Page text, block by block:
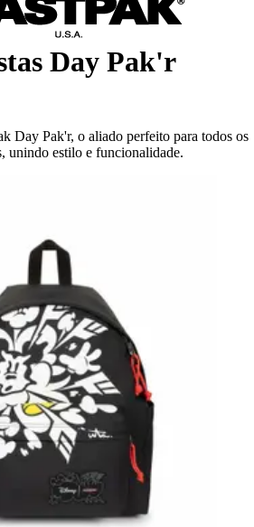
Day Pak'r
Day Pak'r, o aliado perfeito para todos os
unindo estilo e funcionalidade.